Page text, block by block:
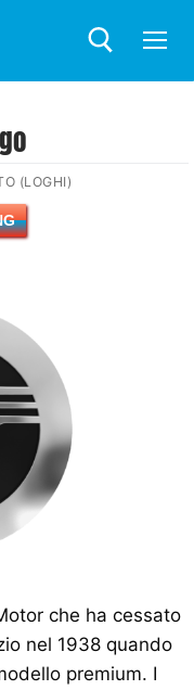
(LOGHI)
che ha cessato
nel 1938 quando
premium. I